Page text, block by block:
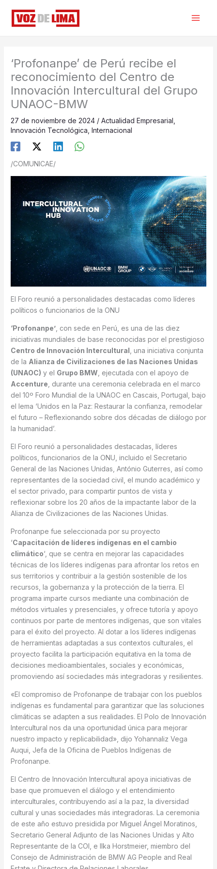
contenido
‘Profonanpe’ de Perú recibe el
reconocimiento del Centro de
Innovación Intercultural del Grupo
UNAOC-BMW
27 de noviembre de 2024 / Actualidad Empresarial
Innovación Tecnológica Internacional
/COMUNICAE/
El Foro reunió a personalidades destacadas como líderes
políticos o funcionarios de la ONU
‘Profonanpe’, con sede en Perú, es una de las diez
iniciativas mundiales de base reconocidas por el prestigioso
Centro de Innovación Intercultural , una iniciativa conjunta
de la Alianza de Civilizaciones de las Naciones Unidas
(UNAOC) y el Grupo BMW , ejecutada con el apoyo de
Accenture , durante una ceremonia celebrada en el marco
del 10º Foro Mundial de la UNAOC en Cascais, Portugal, bajo
el lema ‘Unidos en la Paz: Restaurar la confianza, remodelar
el futuro – Reflexionando sobre dos décadas de diálogo por
la humanidad’.
El Foro reunió a personalidades destacadas, líderes
políticos, funcionarios de la ONU, incluido el Secretario
General de las Naciones Unidas, António Guterres, así como
representantes de la sociedad civil, el mundo académico y
el sector privado, para compartir puntos de vista y
reflexionar sobre los 20 años de la impactante labor de la
Alianza de Civilizaciones de las Naciones Unidas.
Profonanpe fue seleccionada por su proyecto
‘Capacitación de líderes indígenas en el cambio
climático‘, que se centra en mejorar las capacidades
técnicas de los líderes indígenas para afrontar los retos en
sus territorios y contribuir a la gestión sostenible de los
recursos, la gobernanza y la protección de la tierra. El
programa imparte cursos mediante una combinación de
métodos virtuales y presenciales, y ofrece tutoría y apoyo
continuos por parte de mentores indígenas, que son vitales
para el éxito del proyecto. Al dotar a los líderes indígenas
de herramientas adaptadas a sus contextos culturales, el
proyecto facilita la participación equitativa en la toma de
decisiones medioambientales, sociales y económicas,
promoviendo así sociedades más integradoras y resilientes.
«El compromiso de Profonanpe de trabajar con los pueblos
indígenas es fundamental para garantizar que las soluciones
climáticas se adapten a sus realidades. El Polo de Innovación
Intercultural nos da una oportunidad única para mejorar
nuestro impacto y replicabilidad», dijo Yohannaliz Vega
Auqui, Jefa de la Oficina de Pueblos Indígenas de
Profonanpe.
El Centro de Innovación Intercultural apoya iniciativas de
base que promueven el diálogo y el entendimiento
interculturales, contribuyendo así a la paz, la diversidad
cultural y unas sociedades más integradoras. La ceremonia
de este año estuvo presidida por Miguel Ángel Moratinos,
Secretario General Adjunto de las Naciones Unidas y Alto
Representante de la COI, e Ilka Horstmeier, miembro del
Consejo de Administración de BMW AG People and Real